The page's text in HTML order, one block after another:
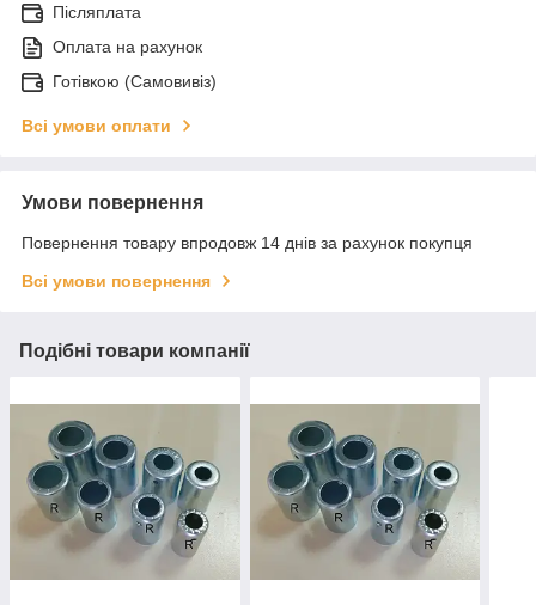
Післяплата
Оплата на рахунок
Готівкою (Самовивіз)
Всі умови оплати
Умови повернення
Повернення товару впродовж 14 днів за рахунок покупця
Всі умови повернення
Подібні товари компанії